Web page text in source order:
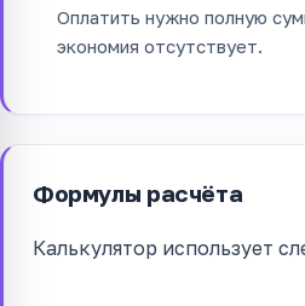
Оплатить нужно полную
экономия отсутствует.
Формулы расчёта
Калькулятор использует